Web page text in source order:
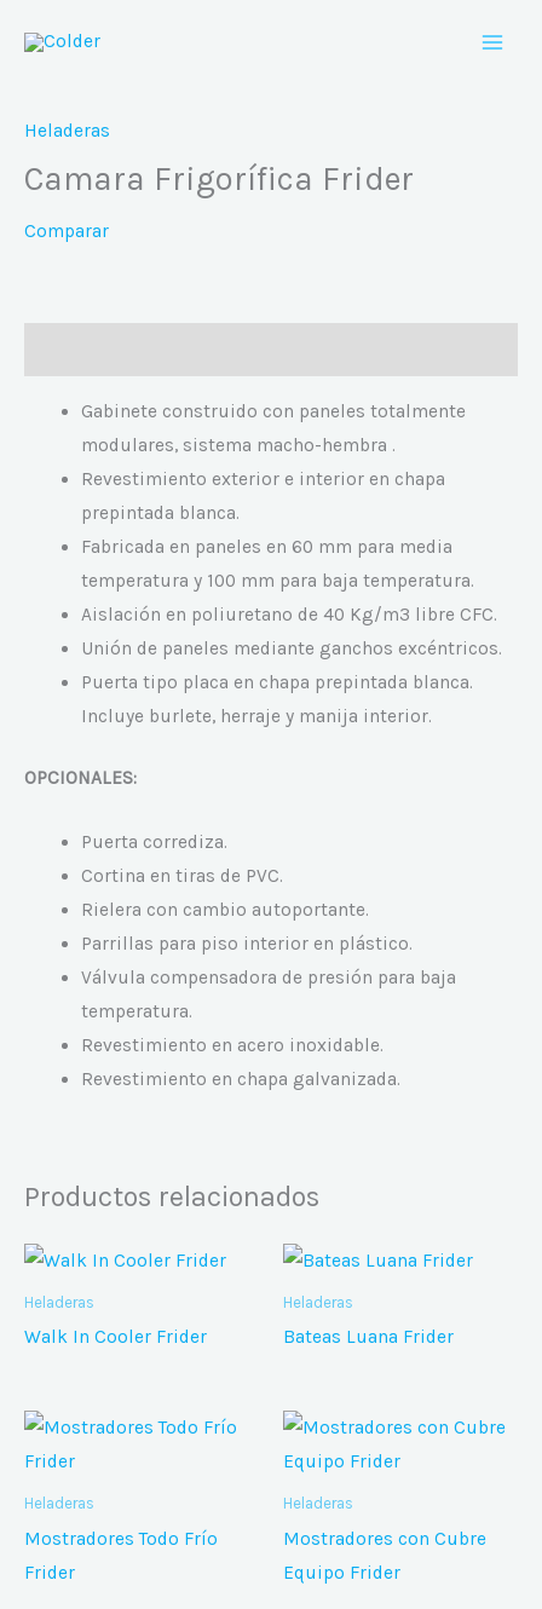
Heladeras
Camara Frigorífica Frider
Comparar
Gabinete construido con paneles totalmente
modulares, sistema macho-hembra .
Revestimiento exterior e interior en chapa
prepintada blanca.
Fabricada en paneles en 60 mm para media
temperatura y 100 mm para baja temperatura.
Aislación en poliuretano de 40 Kg/m3 libre CFC.
Unión de paneles mediante ganchos excéntricos.
Puerta tipo placa en chapa prepintada blanca.
Incluye burlete, herraje y manija interior.
OPCIONALES:
Puerta corrediza.
Cortina en tiras de PVC.
Rielera con cambio autoportante.
Parrillas para piso interior en plástico.
Válvula compensadora de presión para baja
temperatura.
Revestimiento en acero inoxidable.
Revestimiento en chapa galvanizada.
Productos relacionados
Heladeras
Walk In Cooler Frider
Heladeras
Bateas Luana Frider
Heladeras
Mostradores Todo Frío
Frider
Heladeras
Mostradores con Cubre
Equipo Frider